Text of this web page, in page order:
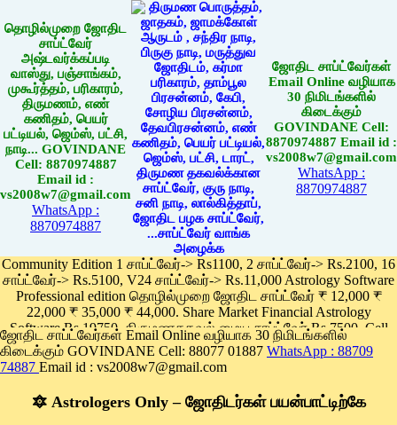
தொழில்முறை ஜோதிட
சாப்ட்வேர்
அஷ்டவர்க்கப்படி
வாஸ்து, பஞ்சாங்கம்,
முகூர்த்தம், பரிகாரம்,
திருமணம், எண்
கணிதம், பெயர்
பட்டியல், ஜெம்ஸ், பட்சி,
நாடி... GOVINDANE
Cell: 8870974887
Email id :
vs2008w7@gmail.com
WhatsApp :
8870974887
ஜோதிட சாப்ட்வேர்கள்
Email Online வழியாக
30 நிமிடங்களில்
கிடைக்கும்
GOVINDANE Cell:
8870974887 Email id :
vs2008w7@gmail.com
WhatsApp :
8870974887
Community Edition 1 சாப்ட்வேர்-> Rs1100, 2 சாப்ட்வேர்-> Rs.2100, 16
சாப்ட்வேர்-> Rs.5100, V24 சாப்ட்வேர்-> Rs.11,000 Astrology Software
Professional edition தொழில்முறை ஜோதிட சாப்ட்வேர் ₹ 12,000 ₹
22,000 ₹ 35,000 ₹ 44,000. Share Market Financial Astrology
Software Rs.19750, திருமணதகவல் மைய சாப்ட்வேர் Rs.7500, Cell
Phone App Rs. 1100
Pay online
ஜோதிட சாப்ட்வேர்கள் Email Online வழியாக 30 நிமிடங்களில்
கிடைக்கும் GOVINDANE Cell: 88077 01887 WhatsApp : 88709
74887 Email id : vs2008w7@gmail.com
🔯 Astrologers Only – ஜோதிடர்கள் பயன்பாட்டிற்கே